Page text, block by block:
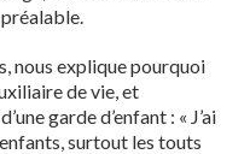
nous explique pourquoi
de vie, et
garde d’enfant : « J’ai
surtout les touts